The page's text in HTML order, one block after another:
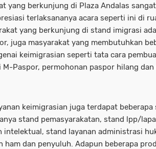
yang berkunjung di Plaza Andalas
terlaksananya acara seperti ini di
yang berkunjung di stand imigrasi
juga masyarakat yang membutuhkan
keimigrasian seperti tata cara
M-Paspor, permohonan paspor hilang dan
keimigrasian juga terdapat beberapa
stand pemasyarakatan, stand lpp/
intelektual, stand layanan administrasi
ham dan penyuluh. Adapun beberapa